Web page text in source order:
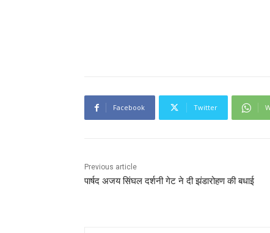
Facebook Twitter
Previous article
पार्षद अजय सिंघल दर्शनी गेट ने दी झंडारोहण की बधाई